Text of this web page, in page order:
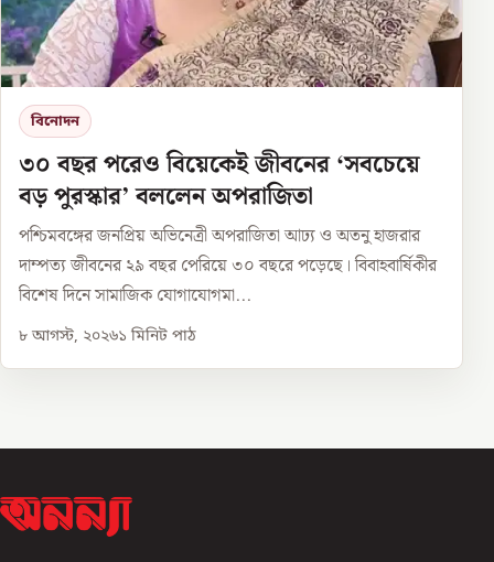
বিনোদন
৩০ বছর পরেও বিয়েকেই জীবনের ‘সবচেয়ে
বড় পুরস্কার’ বললেন অপরাজিতা
পশ্চিমবঙ্গের জনপ্রিয় অভিনেত্রী অপরাজিতা আঢ্য ও অতনু হাজরার
দাম্পত্য জীবনের ২৯ বছর পেরিয়ে ৩০ বছরে পড়েছে। বিবাহবার্ষিকীর
বিশেষ দিনে সামাজিক যোগাযোগমা...
৮ আগস্ট, ২০২৬১ মিনিট পাঠ